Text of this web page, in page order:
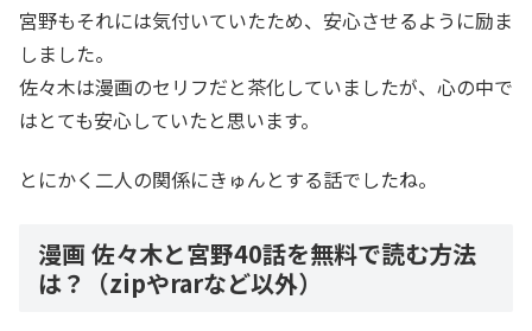
宮野もそれには気付いていたため、安心させるように励ま
しました。
佐々木は漫画のセリフだと茶化していましたが、心の中で
はとても安心していたと思います。
とにかく二人の関係にきゅんとする話でしたね。
漫画 佐々木と宮野40話を無料で読む方法
は？（zipやrarなど以外）